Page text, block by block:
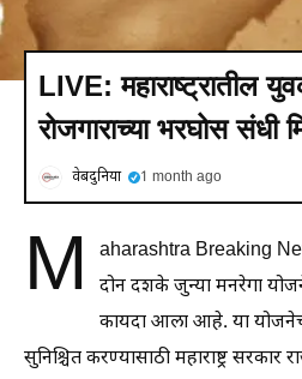
LIVE: महाराष्ट्रातील
रोजगाराच्या भरघोस संधी
वेबदुनिया 1 month ago
M
aharashtra Breaking
दोन दशके जुन्या मनरेगा
कायदा आला आहे. या
सुनिश्चित करण्यासाठी महाराष्ट्र